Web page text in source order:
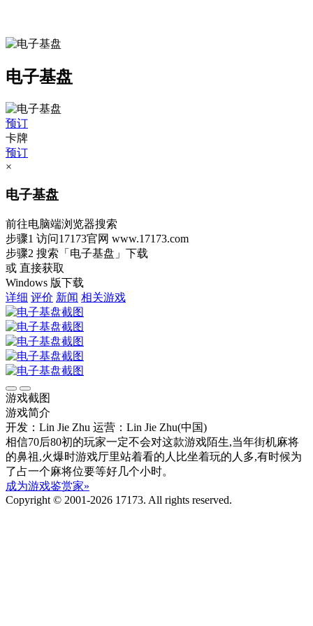
电子基盘
预订
卡牌
预订
×
电子基盘
前往电脑端浏览器搜索
步骤1 访问17173官网 www.17173.com
步骤2 搜索 「电子基盘」 下载
或 直接获取
Windows 版下载
详细 评价 新闻 相关游戏
游戏截图
游戏简介
开发：Lin Jie Zhu 运营：Lin Jie Zhu(中国)
相信70后80初的玩家一定不会对这款游戏陌生,当年街机麻将
的鼻祖,火爆时游戏厅里站着看的人比坐着玩的人多,有时候为
了占一个麻将位要等好几个小时。
成为游戏鉴赏家»
Copyright © 2001-2026 17173. All rights reserved.